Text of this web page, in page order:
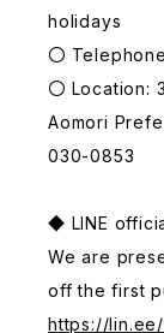
holidays
〇
〇 Location:
Aomori
030-0853
◆ LINE
We are
off the first
https://